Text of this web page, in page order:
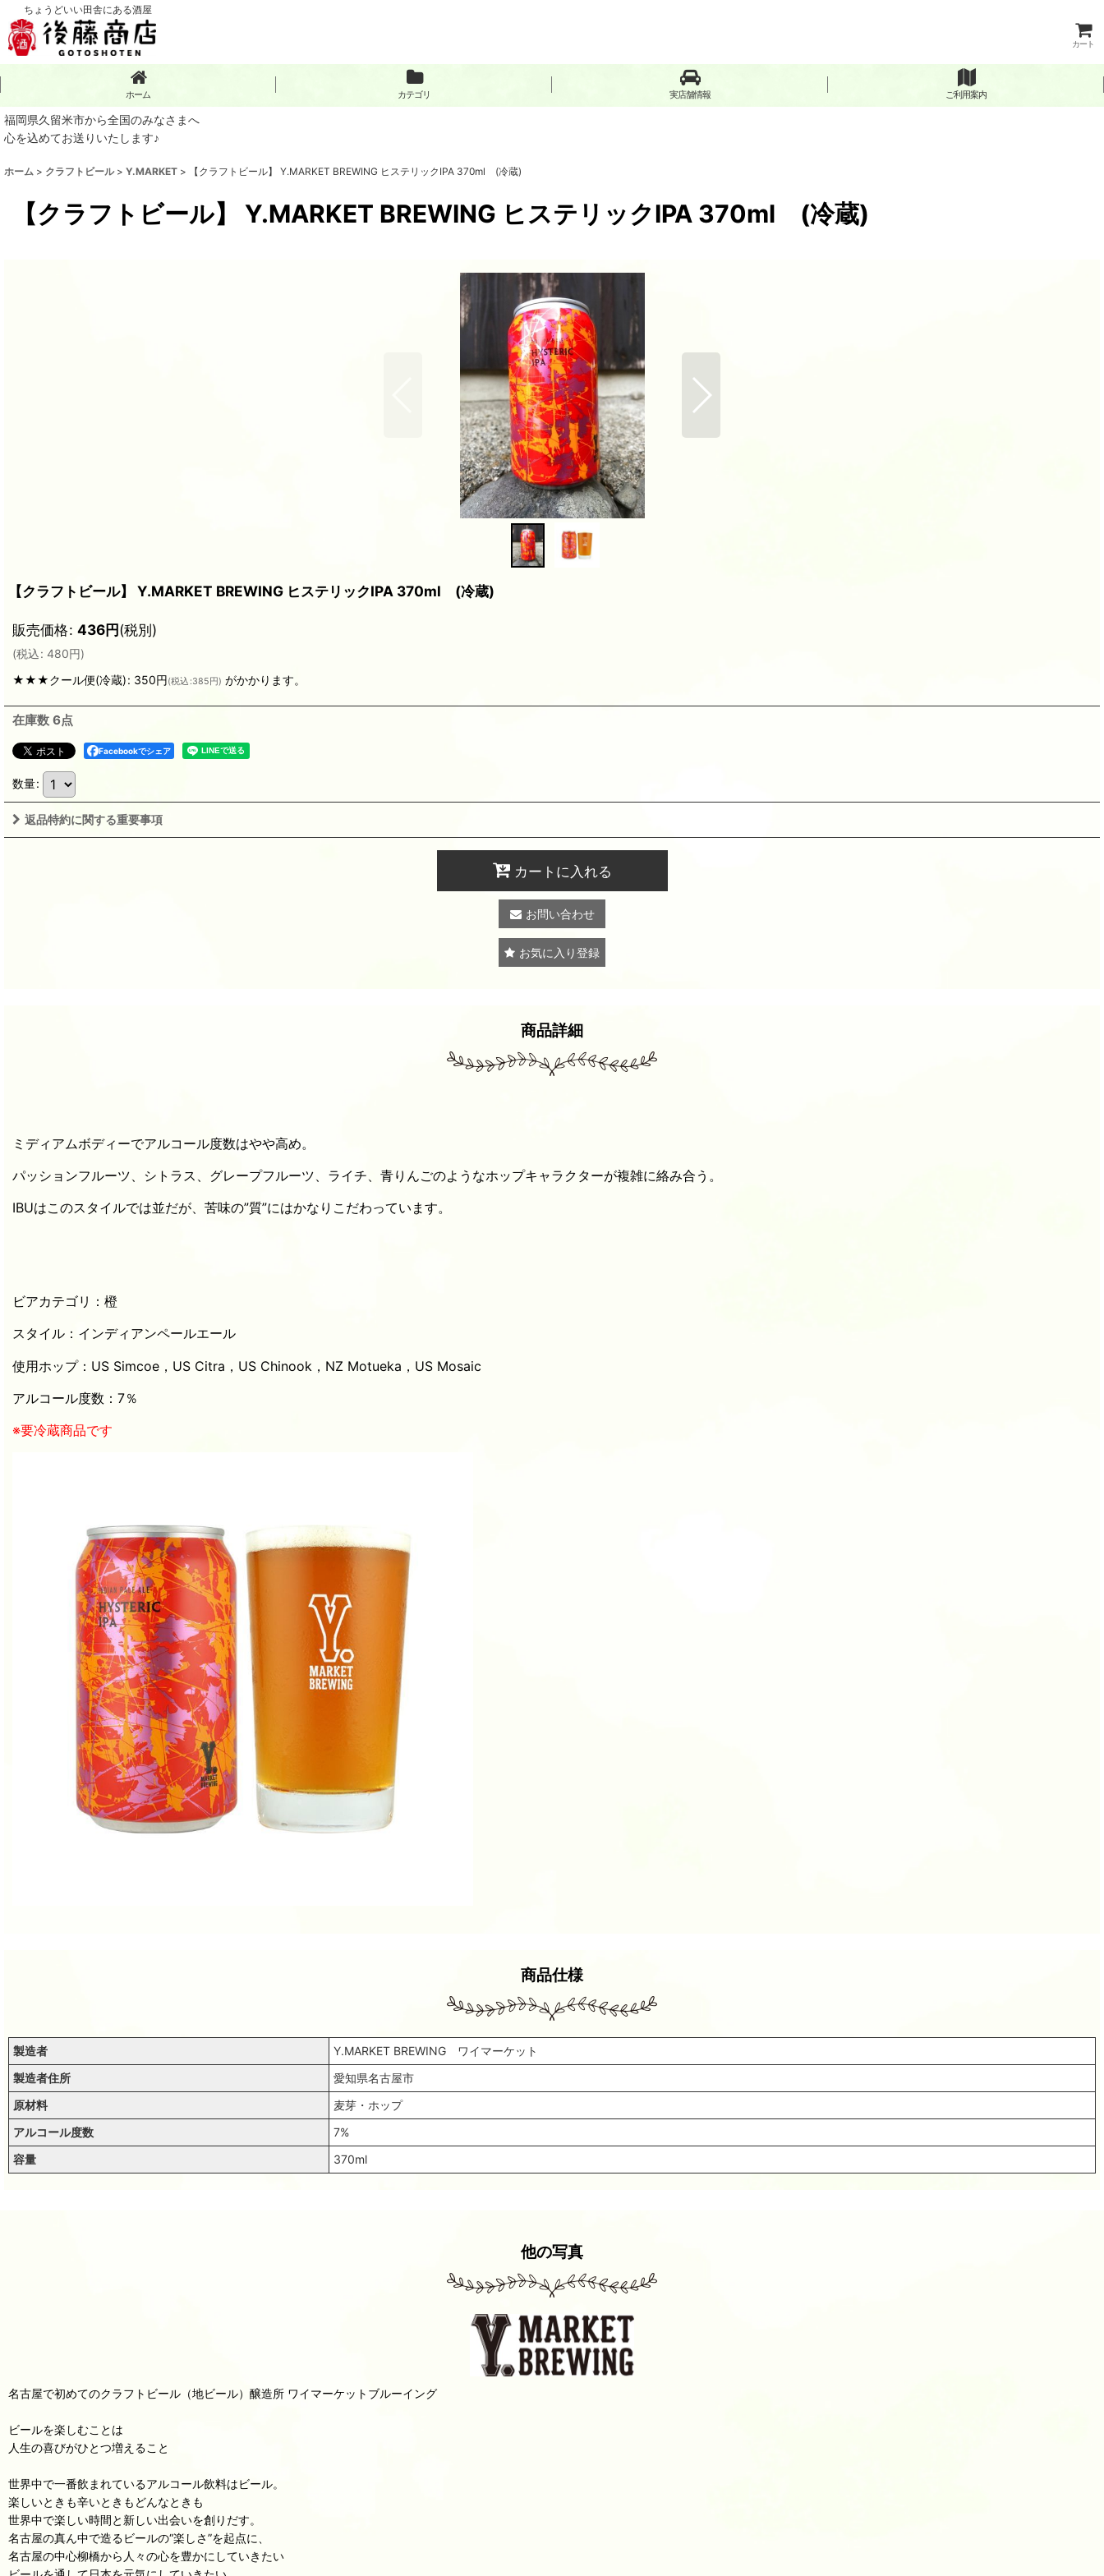
ちょうどいい田舎にある酒屋
カート
ホーム カテゴリ 実店舗情報 ご利用案内
福岡県久留米市から全国のみなさまへ
心を込めてお送りいたします♪
ホーム > クラフトビール > Y.MARKET > 【クラフトビール】 Y.MARKET BREWING ヒステリックIPA 370ml (冷蔵)
【クラフトビール】 Y.MARKET BREWING ヒステリックIPA 370ml (冷蔵)
【クラフトビール】 Y.MARKET BREWING ヒステリックIPA 370ml (冷蔵)
販売価格: 436円(税別)
(税込: 480円)
★★★クール便(冷蔵): 350円(税込 :385円 ) がかかります。
在庫数 6点
Facebookでシェア
数量:
返品特約に関する重要事項
カートに入れる
お問い合わせ
お気に入り登録
商品詳細
ミディアムボディーでアルコール度数はやや高め。
パッションフルーツ、シトラス、グレープフルーツ、ライチ、青りんごのようなホップキャラクターが複雑に絡み合う。
IBUはこのスタイルでは並だが、苦味の”質”にはかなりこだわっています。
ビアカテゴリ：橙
スタイル：インディアンペールエール
使用ホップ：US Simcoe，US Citra，US Chinook，NZ Motueka，US Mosaic
アルコール度数：7％
※要冷蔵商品です
商品仕様
製造者
Y.MARKET BREWING ワイマーケット
製造者住所
愛知県名古屋市
原材料
麦芽・ホップ
アルコール度数
7%
容量
370ml
他の写真
名古屋で初めてのクラフトビール（地ビール）醸造所 ワイマーケットブルーイング
ビールを楽しむことは
人生の喜びがひとつ増えること
世界中で一番飲まれているアルコール飲料はビール。
楽しいときも辛いときもどんなときも
世界中で楽しい時間と新しい出会いを創りだす。
名古屋の真ん中で造るビールの“楽しさ”を起点に、
名古屋の中心柳橋から人々の心を豊かにしていきたい